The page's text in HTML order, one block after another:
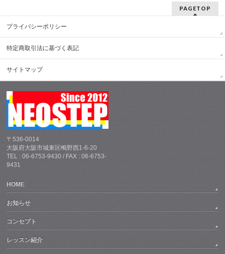
PAGETOP
プライバシーポリシー
特定商取引法に基づく表記
サイトマップ
〒536-0014
大阪府大阪市城東区鴫野西1-6-20
TEL : 06-6753-9430 / FAX : 06-6753-
9431
HOME
お知らせ
コンセプト
レッスン紹介